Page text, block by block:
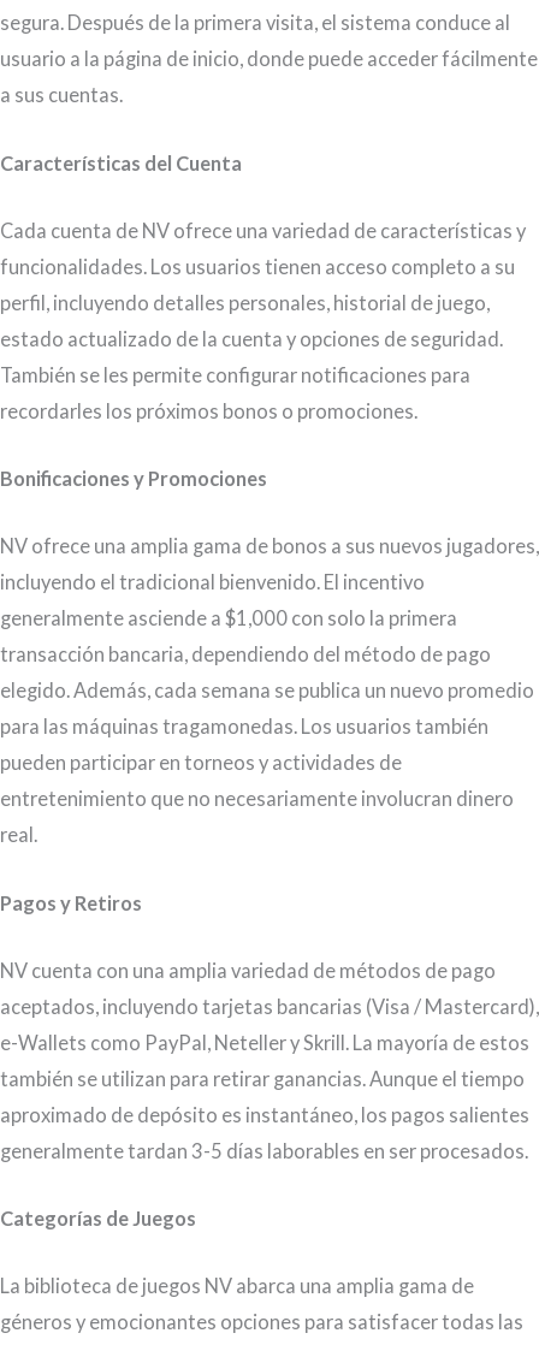
segura. Después de la primera visita, el sistema conduce al
usuario a la página de inicio, donde puede acceder fácilmente
a sus cuentas.
Características del Cuenta
Cada cuenta de NV ofrece una variedad de características y
funcionalidades. Los usuarios tienen acceso completo a su
perfil, incluyendo detalles personales, historial de juego,
estado actualizado de la cuenta y opciones de seguridad.
También se les permite configurar notificaciones para
recordarles los próximos bonos o promociones.
Bonificaciones y Promociones
NV ofrece una amplia gama de bonos a sus nuevos jugadores,
incluyendo el tradicional bienvenido. El incentivo
generalmente asciende a $1,000 con solo la primera
transacción bancaria, dependiendo del método de pago
elegido. Además, cada semana se publica un nuevo promedio
para las máquinas tragamonedas. Los usuarios también
pueden participar en torneos y actividades de
entretenimiento que no necesariamente involucran dinero
real.
Pagos y Retiros
NV cuenta con una amplia variedad de métodos de pago
aceptados, incluyendo tarjetas bancarias (Visa / Mastercard),
e-Wallets como PayPal, Neteller y Skrill. La mayoría de estos
también se utilizan para retirar ganancias. Aunque el tiempo
aproximado de depósito es instantáneo, los pagos salientes
generalmente tardan 3-5 días laborables en ser procesados.
Categorías de Juegos
La biblioteca de juegos NV abarca una amplia gama de
géneros y emocionantes opciones para satisfacer todas las